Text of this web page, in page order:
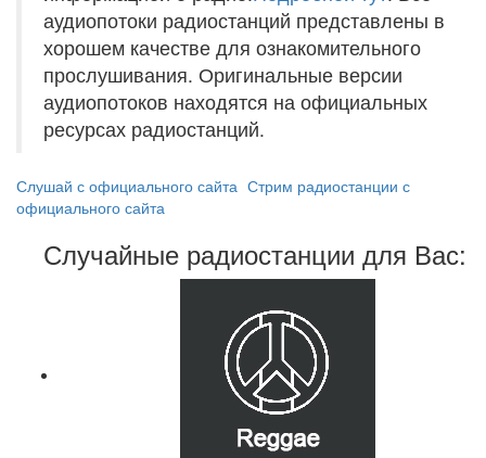
аудиопотоки радиостанций представлены в
хорошем качестве для ознакомительного
прослушивания. Оригинальные версии
аудиопотоков находятся на официальных
ресурсах радиостанций.
Слушай с официального сайта Стрим радиостанции с
официального сайта
Случайные радиостанции для Вас: